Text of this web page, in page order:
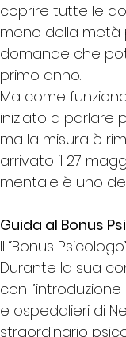
coprire tutte le
meno della metà
domande che
primo anno.
Ma come
iniziato a parlare
ma la misura è
arrivato il 27
mentale è uno
Guida al Bonus
Il “Bonus
Durante la sua
con
e ospedalieri di
straordinario